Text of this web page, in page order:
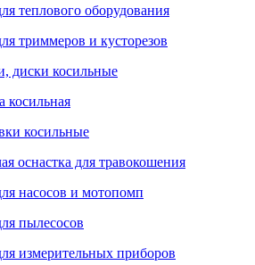
теплового оборудования
триммеров и кусторезов
диски косильные
косильная
косильные
оснастка для травокошения
насосов и мотопомп
пылесосов
измерительных приборов